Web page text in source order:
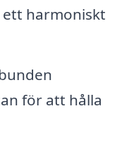
harmoniskt
för att hålla